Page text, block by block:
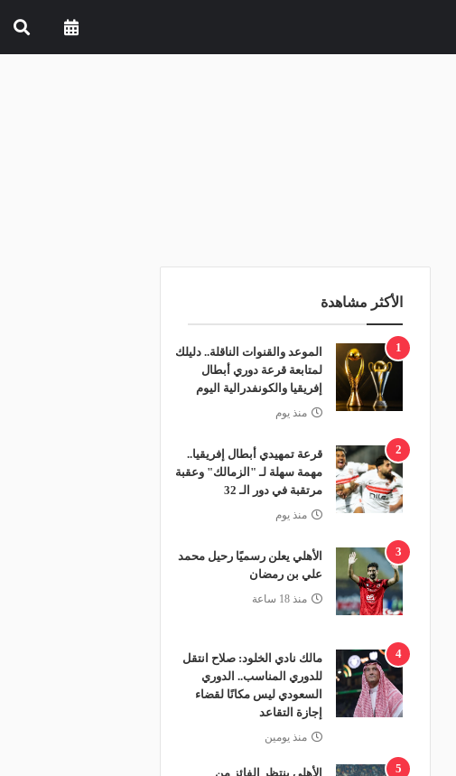
الأكثر مشاهدة
1
الموعد والقنوات الناقلة.. دليلك
لمتابعة قرعة دوري أبطال
إفريقيا والكونفدرالية اليوم
منذ يوم
2
قرعة تمهيدي أبطال إفريقيا..
مهمة سهلة لـ "الزمالك" وعقبة
مرتقبة في دور الـ 32
منذ يوم
3
الأهلي يعلن رسميًا رحيل محمد
علي بن رمضان
منذ 18 ساعة
4
مالك نادي الخلود: صلاح انتقل
للدوري المناسب.. الدوري
السعودي ليس مكانًا لقضاء
إجازة التقاعد
منذ يومين
5
الأهلي ينتظر الفائز من